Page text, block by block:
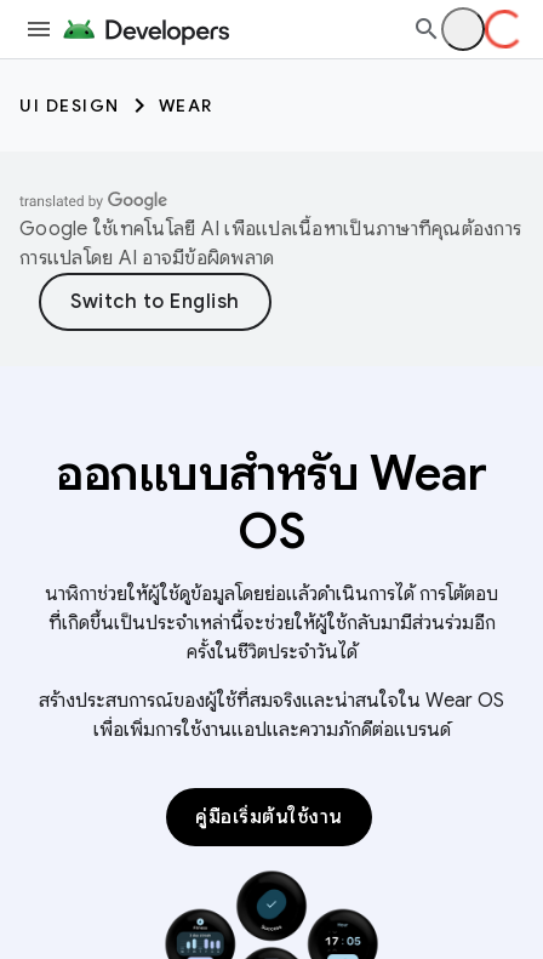
UI DESIGN WEAR
Google ใช้เทคโนโลยี AI เพื่อแปลเนื้อหาเป็นภาษาที่คุณต้องการ
การแปลโดย AI อาจมีข้อผิดพลาด
ออกแบบสำหรับ Wear
OS
นาฬิกาช่วยให้ผู้ใช้ดูข้อมูลโดยย่อแล้วดําเนินการได้ การโต้ตอบ
ที่เกิดขึ้นเป็นประจำเหล่านี้จะช่วยให้ผู้ใช้กลับมามีส่วนร่วมอีก
ครั้งในชีวิตประจำวันได้
สร้างประสบการณ์ของผู้ใช้ที่สมจริงและน่าสนใจใน Wear OS
เพื่อเพิ่มการใช้งานแอปและความภักดีต่อแบรนด์
คู่มือเริ่มต้นใช้งาน